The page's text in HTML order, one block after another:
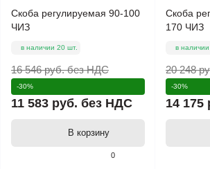
0
Скоба регулируемая 90-100
ЧИЗ
в наличии 20 шт.
16 546 руб.без НДС
-30%
11 583 руб. без НДС
В корзину
Скоба
170 ЧИЗ
в
20 248
-30%
14 175